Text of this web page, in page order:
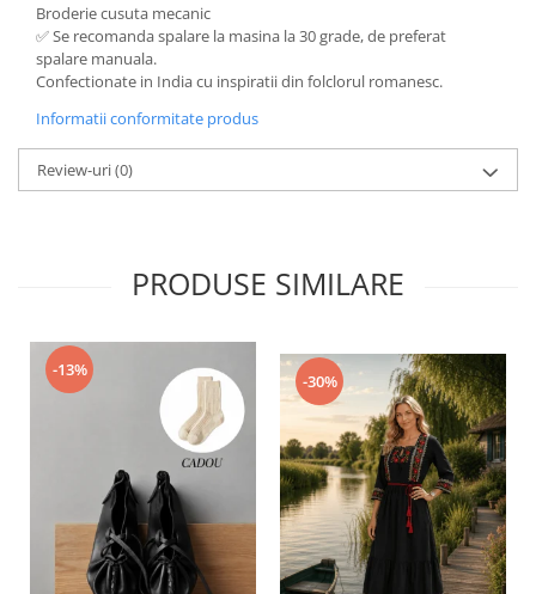
Broderie cusuta mecanic
✅ Se recomanda spalare la masina la 30 grade, de preferat
spalare manuala.
Confectionate in India cu inspiratii din folclorul romanesc.
Informatii conformitate produs
Review-uri(0)
PRODUSE SIMILARE
-13%
-30%